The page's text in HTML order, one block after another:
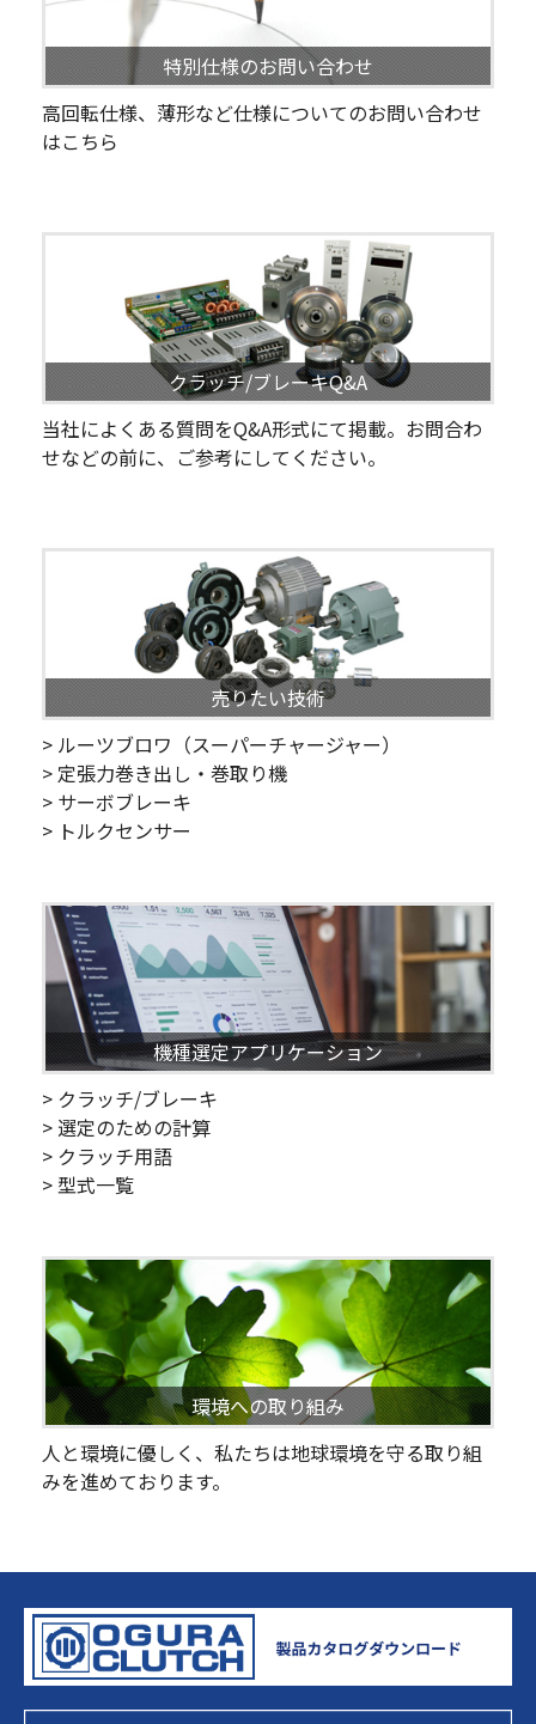
特別仕様のお問い合わせ
高回転仕様、薄形など仕様についてのお問い合わせ
はこちら
クラッチ/ブレーキQ&A
当社によくある質問をQ&A形式にて掲載。お問合わ
せなどの前に、ご参考にしてください。
売りたい技術
> ルーツブロワ（スーパーチャージャー）
> 定張力巻き出し・巻取り機
> サーボブレーキ
> トルクセンサー
機種選定アプリケーション
> クラッチ/ブレーキ
> 選定のための計算
> クラッチ用語
> 型式一覧
環境への取り組み
人と環境に優しく、私たちは地球環境を守る取り組
みを進めております。